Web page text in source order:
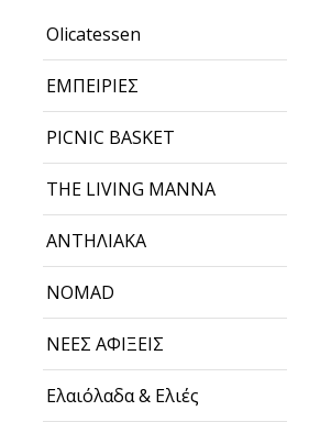
Olicatessen
ΕΜΠΕΙΡΙΕΣ
PICNIC BASKET
THE LIVING MANNA
ΑΝΤΗΛΙΑΚΑ
NOMAD
ΝΕΕΣ ΑΦΙΞΕΙΣ
Ελαιόλαδα & Ελιές